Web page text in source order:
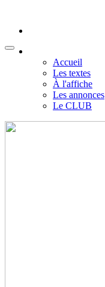
Accueil
Les textes
À l'affiche
Les annonces
Le CLUB